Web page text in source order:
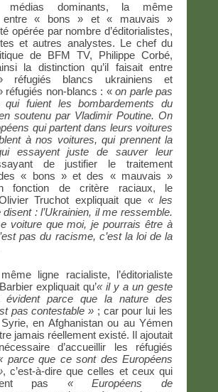
dominants, la même
entre « bons » et « mauvais »
opérée par nombre d’éditorialistes,
et autres analystes. Le chef du
de BFM TV, Philippe Corbé,
la distinction qu’il faisait entre
blancs ukrainiens et
réfugiés non-blancs : «on parle pas
qui fuient les bombardements du
soutenu par Vladimir Poutine. On
qui partent dans leurs voitures
à nos voitures, qui prennent la
essayent juste de sauver leur
de justifier le traitement
« bons » et des « mauvais »
fonction de critère raciaux, le
Truchot expliquait que « les
: l’Ukrainien, il me ressemble.
voiture que moi, je pourrais être à
pas du racisme, c’est la loi de la
ligne racialiste, l’éditorialiste
expliquait qu’« il y a un geste
évident parce que la nature des
pas contestable » ; car pour lui les
en Afghanistan ou au Yémen
jamais réellement existé. Il ajoutait
d’accueillir les réfugiés
parce que ce sont des Européens
, c’est-à-dire que celles et ceux qui
pas « Européens de